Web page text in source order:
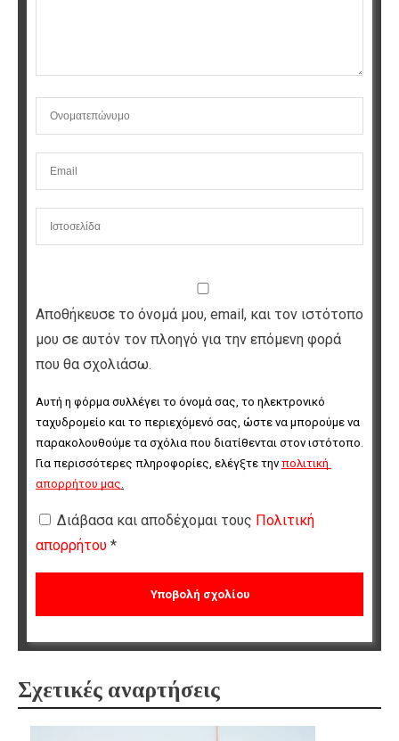
Αποθήκευσε το όνομά μου, email, και τον ιστότοπο
μου σε αυτόν τον πλοηγό για την επόμενη φορά
που θα σχολιάσω.
Αυτή η φόρμα συλλέγει το όνομά σας, το ηλεκτρονικό
ταχυδρομείο και το περιεχόμενό σας, ώστε να μπορούμε να
παρακολουθούμε τα σχόλια που διατίθενται στον ιστότοπο.
Για περισσότερες πληροφορίες, ελέγξτε την πολιτική
απορρήτου μας.
Διάβασα και αποδέχομαι τους Πολιτική
απορρήτου *
Σχετικές αναρτήσεις